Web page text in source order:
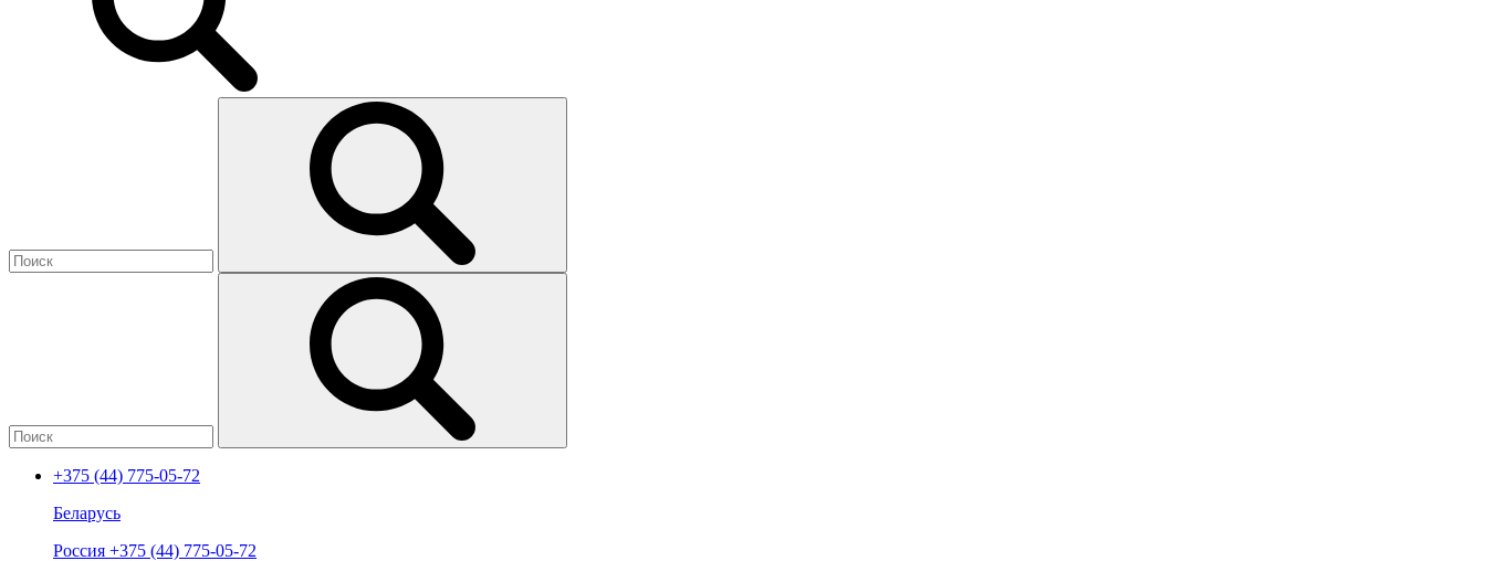
+375 (44) 775-05-72
Беларусь
Россия +375 (44) 775-05-72